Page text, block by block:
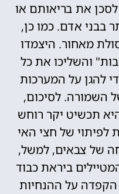
לסכן את בריאותם או
בבני אדם. כמו כן,
מאחור. היצמדו
והשליכו את כל
להגן על המערכות
השמורה. לסיכום,
תכשיט יקר רוחש
לפיתוי של חצי האי
של צבאים, למשל,
ביראת כבוד
הקפדה על ההנחיות